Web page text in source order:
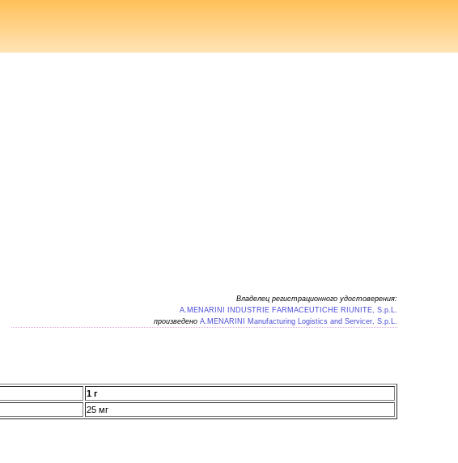
Владелец регистрационного удостоверения:
A.MENARINI INDUSTRIE FARMACEUTICHE RIUNITE, S.p.L.
произведено A.MENARINI Manufacturing Logistics and Servicer, S.p.L.
1 г
25 мг